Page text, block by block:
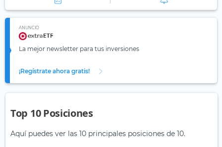
ANUNCIO
La mejor newsletter para tus inversiones
¡Regístrate ahora gratis!
Top 10 Posiciones
Aquí puedes ver las 10 principales posiciones de 10.